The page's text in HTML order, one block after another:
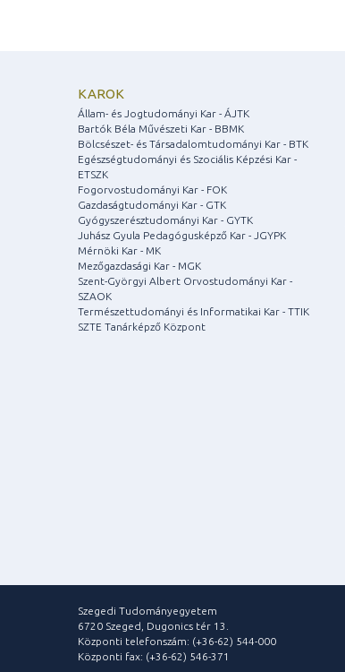
KAROK
Állam- és Jogtudományi Kar - ÁJTK
Bartók Béla Művészeti Kar - BBMK
Bölcsészet- és Társadalomtudományi Kar - BTK
Egészségtudományi és Szociális Képzési Kar -
ETSZK
Fogorvostudományi Kar - FOK
Gazdaságtudományi Kar - GTK
Gyógyszerésztudományi Kar - GYTK
Juhász Gyula Pedagógusképző Kar - JGYPK
Mérnöki Kar - MK
Mezőgazdasági Kar - MGK
Szent-Györgyi Albert Orvostudományi Kar -
SZAOK
Természettudományi és Informatikai Kar - TTIK
SZTE Tanárképző Központ
Szegedi Tudományegyetem
6720 Szeged, Dugonics tér 13.
Központi telefonszám: (+36-62) 544-000
Központi fax: (+36-62) 546-371